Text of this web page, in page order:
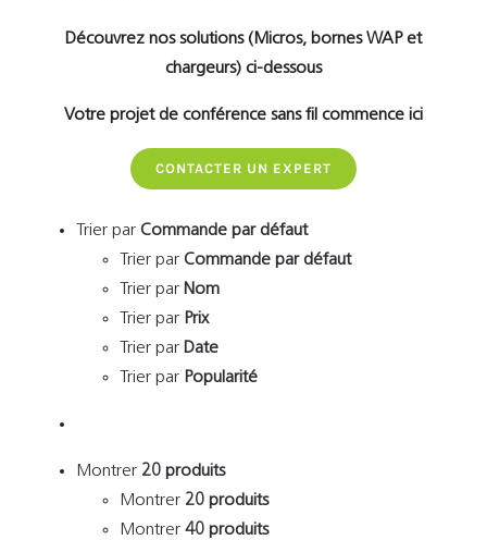
Découvrez nos solutions (Micros, bornes WAP et
chargeurs) ci-dessous
Votre projet de conférence sans fil commence ici
CONTACTER UN EXPERT
Trier par Commande par défaut
Trier par Commande par défaut
Trier par Nom
Trier par Prix
Trier par Date
Trier par Popularité
Montrer 20 produits
Montrer 20 produits
Montrer 40 produits